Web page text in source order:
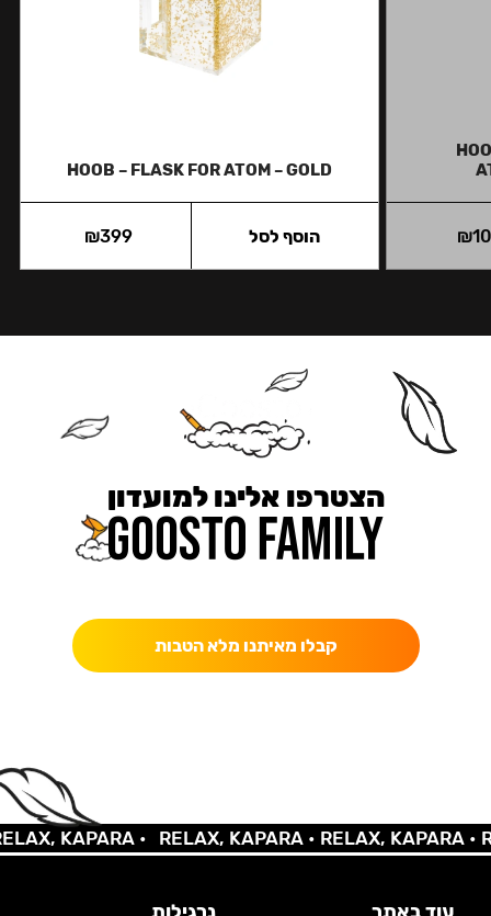
₪
HOOB – FLASK FOR ATOM – GOLD
₪399 הוסף לסל
הצטרפו אלינו למועדון
קבלו מאיתנו מלא הטבות
KAPARA • RELAX, KAPARA •RELAX, KAPARA •